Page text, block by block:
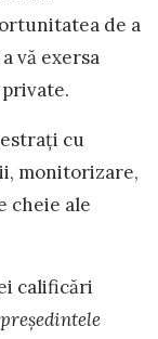
de a
vă exersa
cu
monitorizare,
cheie ale
calificări
preşedintele